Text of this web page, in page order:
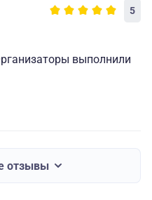
5
выполнили
отзывы